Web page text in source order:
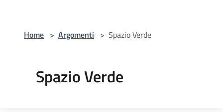
Home > Argomenti > Spazio Verde
Spazio Verde